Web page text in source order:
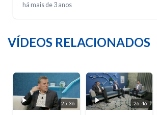
há mais de 3 anos
VÍDEOS RELACIONADOS
25:36 26:46